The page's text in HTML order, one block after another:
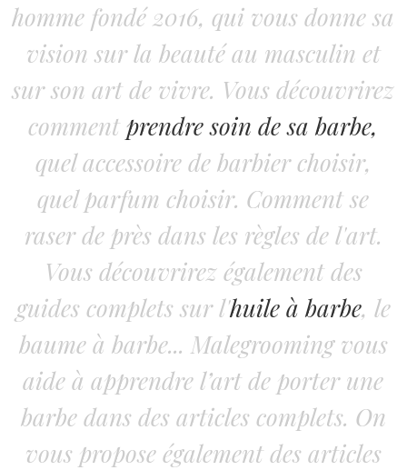
homme fondé 2016, qui vous donne sa
vision sur la beauté au masculin et
sur son art de vivre. Vous découvrirez
commentprendre soin de sa barbe,
quel accessoire de barbier choisir,
quel parfum choisir. Comment se
raser de près dans les règles de l'art.
Vous découvrirez également des
guides complets sur l'huile à barbe, le
baume à barbe... Malegrooming vous
aide à apprendre l’art de porter une
barbe dans des articles complets. On
vous propose également des articles